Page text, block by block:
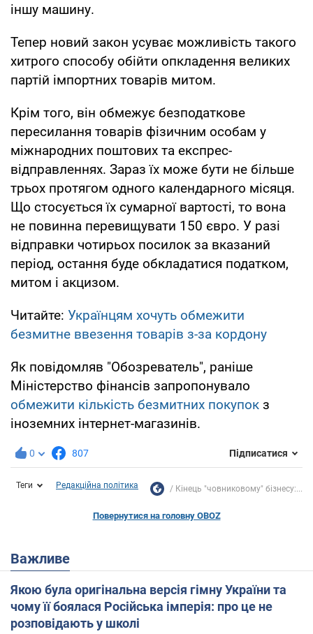
іншу машину.
Тепер новий закон усуває можливість такого
хитрого способу обійти опкладення великих
партій імпортних товарів митом.
Крім того, він обмежує безподаткове
пересилання товарів фізичним особам у
міжнародних поштових та експрес-
відправленнях. Зараз їх може бути не більше
трьох протягом одного календарного місяця.
Що стосується їх сумарної вартості, то вона
не повинна перевищувати 150 євро. У разі
відправки чотирьох посилок за вказаний
період, остання буде обкладатися податком,
митом і акцизом.
Читайте: Українцям хочуть обмежити
безмитне ввезення товарів з-за кордону
Як повідомляв "Обозреватель", раніше
Міністерство фінансів запропонувало
обмежити кількість безмитних покупок з
іноземних інтернет-магазинів.
0 807 Підписатися
Теги Редакційна політика Кінець "човниковому" бізнесу:...
Повернутися на головну OBOZ
Важливе
Якою була оригінальна версія гімну України та
чому її боялася Російська імперія: про це не
розповідають у школі